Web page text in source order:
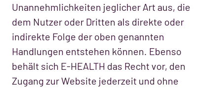
Unannehmlichkeiten jeglicher Art aus, die
dem Nutzer oder Dritten als direkte oder
indirekte Folge der oben genannten
Handlungen entstehen können. Ebenso
behält sich E-HEALTH das Recht vor, den
Zugang zur Website jederzeit und ohne